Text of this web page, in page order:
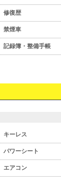
修復歴
禁煙車
記録簿・整備手帳
キーレス
パワーシート
エアコン